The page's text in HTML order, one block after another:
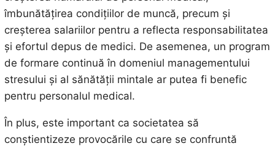
îmbunătățirea condițiilor de muncă, precum și
creșterea salariilor pentru a reflecta responsabilitatea
și efortul depus de medici. De asemenea, un program
de formare continuă în domeniul managementului
stresului și al sănătății mintale ar putea fi benefic
pentru personalul medical.
În plus, este important ca societatea să
conștientizeze provocările cu care se confruntă